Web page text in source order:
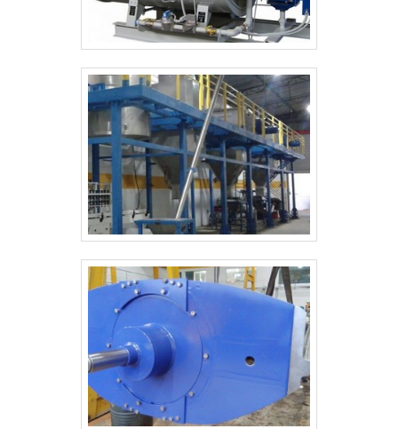
rede adjacente. O intuito é avaliar a conformidade
de funcionamento destes elementos bem como
disso, o serviço pode garantir:Qualidade;Longa vida
útil;Alta eficiência.Prevenir é a melhor forma de
mais tarde não ser necessário remediar e a
manutenção anual de caldeiras a gás poderá
detectar atempadamente anomalias de eventual
fácil resolução que se não tratadas podem vir a
gerar despesas avultadas com reparações mais
graves em consequência de tardia detecção ou
consumos desmesurados por avarias ou calibração
defeituosa.CALDEIRA A GÁS MANUTENÇÃO DE
ALTA QUALIDADESomente na Serv-Cal é possível
encontrar o que há de melhor no mercado de
industrial. Aqui os clientes encontram a melhor
manutenção de caldeira gás de todo o mercado, o
serviço ainda conta com um rendimento térmico
superior a 88%..